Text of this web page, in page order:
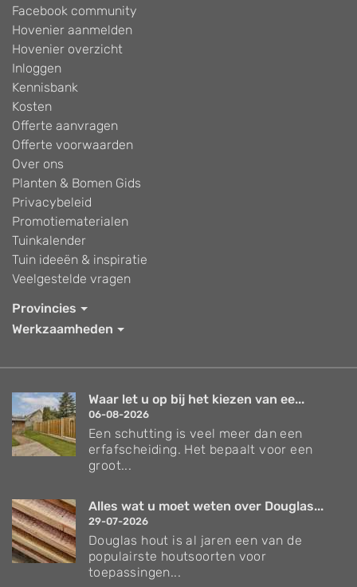
Facebook community
Hovenier aanmelden
Hovenier overzicht
Inloggen
Kennisbank
Kosten
Offerte aanvragen
Offerte voorwaarden
Over ons
Planten & Bomen Gids
Privacybeleid
Promotiematerialen
Tuinkalender
Tuin ideeën & inspiratie
Veelgestelde vragen
Provincies
Werkzaamheden
Waar let u op bij het kiezen van ee...
06-08-2026
Een schutting is veel meer dan een
erfafscheiding. Het bepaalt voor een
groot...
Alles wat u moet weten over Douglas...
29-07-2026
Douglas hout is al jaren een van de
populairste houtsoorten voor
toepassingen...